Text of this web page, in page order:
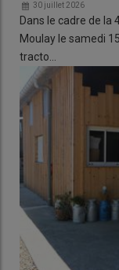
30 juillet 2026
Dans le cadre de la
Moulay le samedi
tracto…